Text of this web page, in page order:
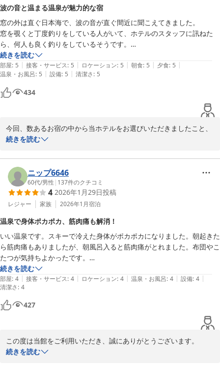
上下浜温泉 柿崎マリンホテルハマナス
2025-11-23
波の音と温まる温泉が魅力的な宿
窓の外は直ぐ日本海で、波の音が直ぐ間近に聞こえてきました。
窓を覗くと丁度釣りをしている人がいて、ホテルのスタッフに訊ねた
ら、何人も良く釣りをしているそうです。
夕食はおかずが多く、ご飯の御代わり自由で2杯頂きました。
朝食もご飯の御代わり自由で、ドリンクもフリーだったので美味しい珈
琲を2杯頂きました。
駅までの送迎は私1人で、無理を聞いて頂き、帰りの時間はだいぶ遅く
に送ってもらいました。
又、入りたいと思う温泉でした。
お世話になり有り難うございました。
続きを読む
部屋: 5 | 接客・サービス: 5 | ロケーション: 5 | 朝食: 5 | 夕食: 5 |
温泉・お風呂: 5 | 設備: 5 | 清潔さ: 5
434
今回、数あるお宿の中から当ホテルをお選びいただきましたこと、
御礼申し上げます。
るご様子もご覧いただけますので気持ちの良いロケーションと自負
しております。
しかしお褒めいただけると照れくさくもあります。
お食事にお褒めのお言葉をいただきまして、ありがとうございま
す。
糧とさせていただきます。
今回は、ご宿泊いただきまして本当にありがとうございました。
またのご来館をスタッフ一同お待ち申し上げております。
上下浜温泉 柿崎マリンホテルハマナス
2025-11-23
続きを読む
ニップ6646
60代/男性 | 137件のクチコミ
4 2026年1月29日投稿
レジャー 家族 2026年1月宿泊
温泉で身体ポカポカ、筋肉痛も解消！
いい温泉です。スキーで冷えた身体がポカポカになりました。朝起きた
ら筋肉痛もありましたが、朝風呂入ると筋肉痛がとれました。布団やこ
たつが気持ちよかったです。
次回、食事付きで宿泊したいです。
続きを読む
部屋: 4 | 接客・サービス: 4 | ロケーション: 4 | 温泉・お風呂: 4 | 設備: 4 |
清潔さ: 4
427
この度は当館をご利用いただき、誠にありがとうございます。
続きを読む